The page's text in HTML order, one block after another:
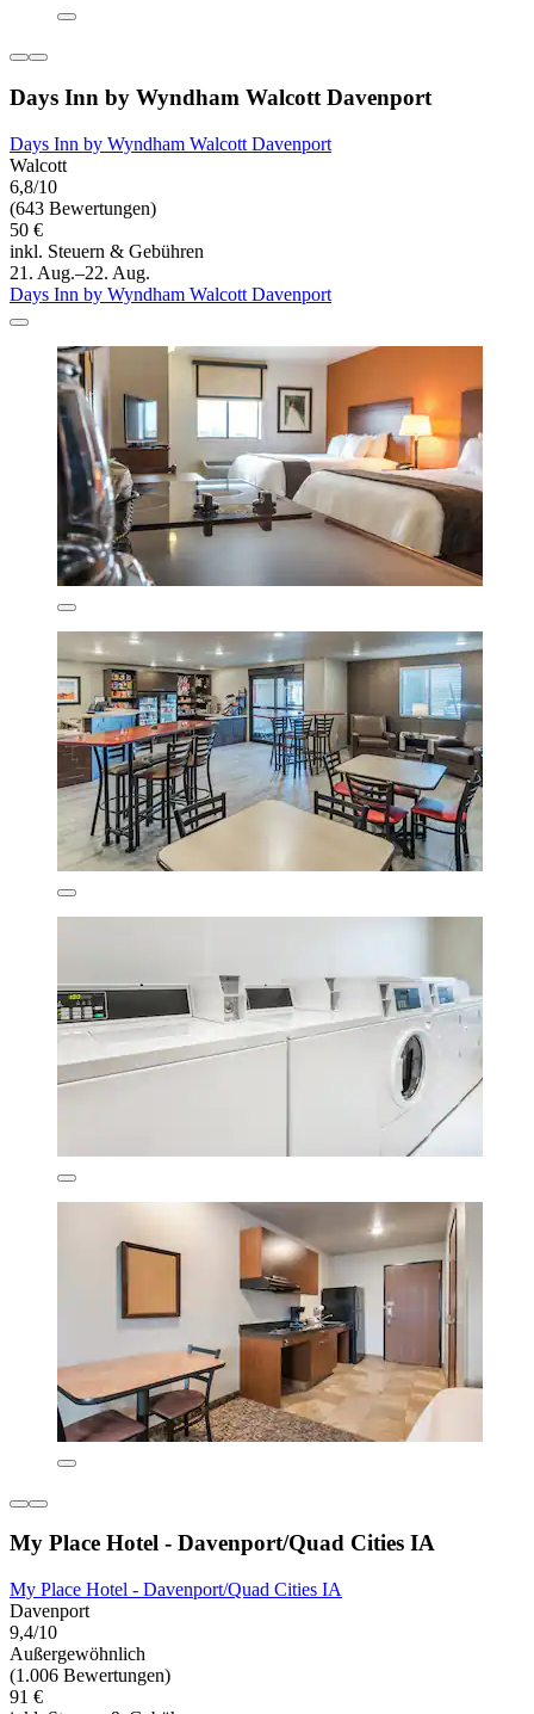
Days Inn by Wyndham Walcott Davenport
Days Inn by Wyndham Walcott Davenport
Walcott
6,8/10
(643 Bewertungen)
50 €
inkl. Steuern & Gebühren
21. Aug.–22. Aug.
Days Inn by Wyndham Walcott Davenport
My Place Hotel - Davenport/Quad Cities IA
My Place Hotel - Davenport/Quad Cities IA
Davenport
9,4/10
Außergewöhnlich
(1.006 Bewertungen)
91 €